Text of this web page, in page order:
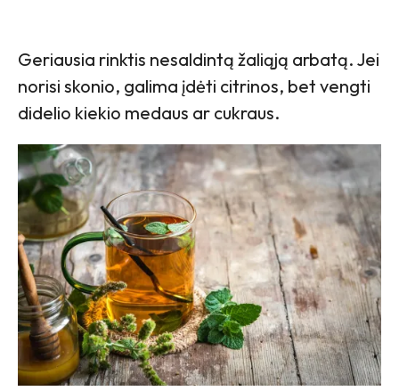
Geriausia rinktis nesaldintą žaliąją arbatą. Jei
norisi skonio, galima įdėti citrinos, bet vengti
didelio kiekio medaus ar cukraus.